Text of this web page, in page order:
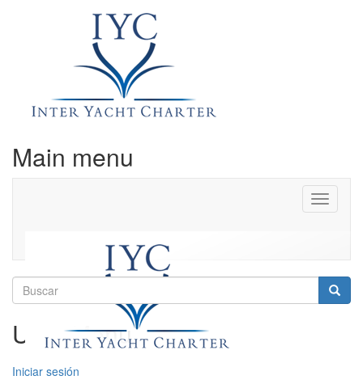
Main menu
Toggle
Buscar Buscar
User Menu
Iniciar sesión